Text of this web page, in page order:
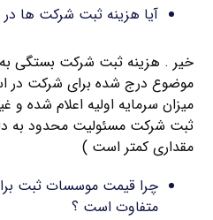
آیا هزینه ثبت شرکت ها
خیر . هزینه ثبت شرکت بستگی به
موضوع درج شده برای شرکت در
میزان سرمایه اولیه اعلام شده و
ثبت شرکت مسئولیت محدود به
مقداری کمتر است )
چرا قیمت موسسات ثبت
متفاوت است ؟